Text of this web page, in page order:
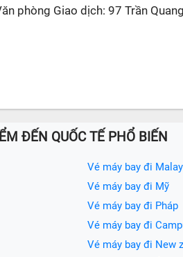
phòng Giao dịch: 97 Trần
ĐẾN QUỐC TẾ PHỔ BIẾN
Vé máy bay đi
Vé máy bay đi Mỹ
Vé máy bay đi Pháp
Vé máy bay đi
Vé máy bay đi New